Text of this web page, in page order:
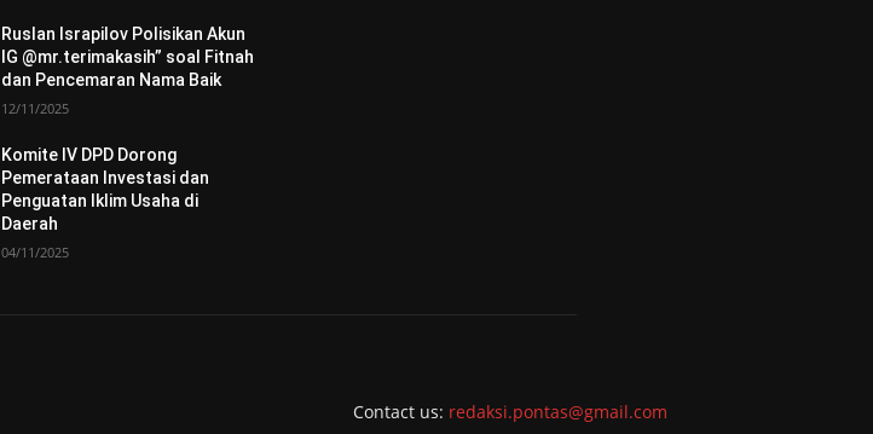
Ruslan Israpilov Polisikan Akun
IG @mr.terimakasih” soal Fitnah
dan Pencemaran Nama Baik
12/11/2025
Komite IV DPD Dorong
Pemerataan Investasi dan
Penguatan Iklim Usaha di
Daerah
04/11/2025
Contact us: redaksi.pontas@gmail.com